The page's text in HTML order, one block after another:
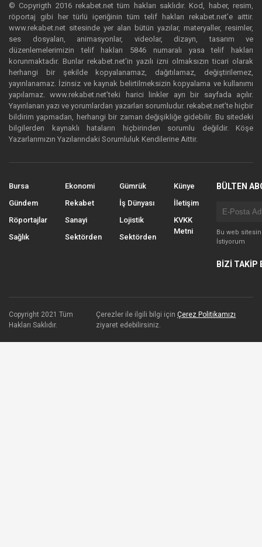
© Copyrigth 2016 rekabet.net tüm hakları saklıdır. Kod, haber, resim,
röportaj gibi her türlü içeriğinin tüm telif hakları rekabet.net’e aittir.
www.rekabet.net sitesinde yer alan bütün yazılar, materyaller, resimler,
ses dosyaları, animasyonlar, videolar, dizayn, tasarım ve
düzenlemelerimizin telif hakları 5846 numaralı yasa telif hakları
korunmaktadır. Bunlar rekabet.net’in yazılı izni olmaksızın ticari olarak
herhangi bir şekilde kopyalanamaz, dağıtılamaz, değiştirilemez,
yayınlanamaz. İzinsiz ve kaynak belirtilmeksizin kopyalama ve kullanımı
yapılamaz. www.rekabet.net’teki harici linkler ayrı bir sayfada açılır.
Yayınlanan yazı ve yorumlardan yazarları sorumludur. rekabet.net’te hiçbir
bildirim yapmadan, herhangi bir zaman değişikliğe gidebilir. Bu sitedeki
bilgilerden kaynaklı hataların hiçbirinden sorumlu değildir. Köşe
Yazarlarımızın Yazılarındaki Sorumluluk Kendilerine Aittir.
Bursa
Gündem
Röportajlar
Sağlık
Ekonomi
Rekabet
Sanayi
Sektörden
Gümrük
İş Dünyası
Lojistik
Sektörden
Künye
İletişim
KVKK
Metni
BÜLTEN
Bu web
İstiyorum
BİZİ TAKİP
Copyright 2021 Tüm
Hakları Saklıdır.
Çerezler ile ilgili bilgi içinÇerez Politikamızı
ziyaret edebilirsiniz.